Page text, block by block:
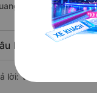
Giang (Hà Giang),
hỏi: Xe nào đi Sa
lời: Vé xe rẻ nhất có